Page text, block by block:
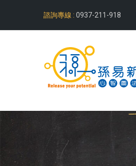
諮詢專線 : 0937-211-918